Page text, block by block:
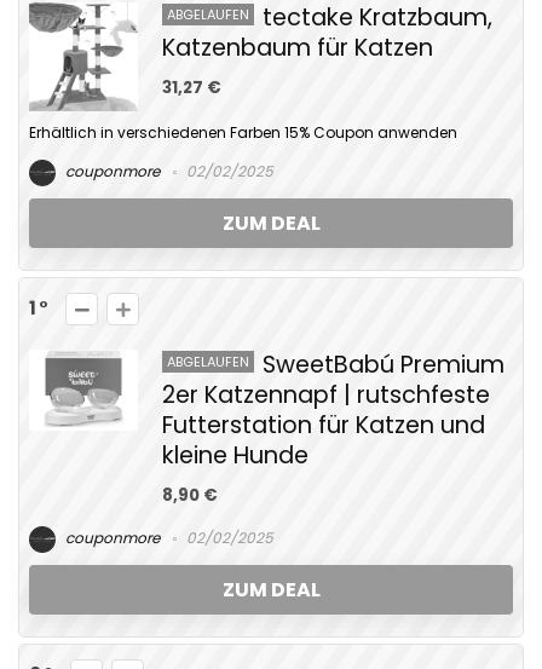
ABGELAUFEN
tectake Kratzbaum,
Katzenbaum für Katzen
31,27 €
Erhältlich in verschiedenen Farben 15% Coupon anwenden
couponmore
02/02/2025
ZUM DEAL
1
ABGELAUFEN
SweetBabú Premium
2er Katzennapf | rutschfeste
Futterstation für Katzen und
kleine Hunde
8,90 €
couponmore 02/02/2025
ZUM DEAL